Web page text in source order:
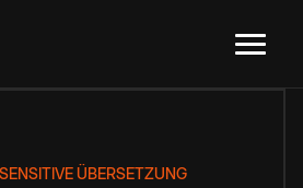
ÜBERSETZUNG